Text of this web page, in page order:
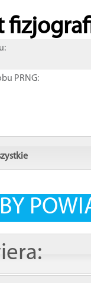
PRNG: